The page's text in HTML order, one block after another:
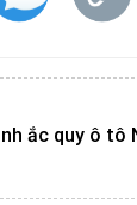
ắc quy ô tô